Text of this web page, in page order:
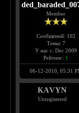
Member
Сообщений: 102
Темы: 7
У нас с: Dec 2009
Рейтинг: 1
06-12-2010, 05:31
КАVYN
Unregistered